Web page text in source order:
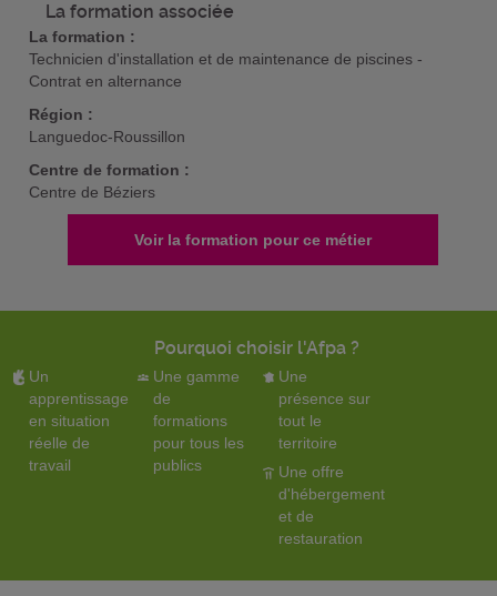
La formation associée
La formation :
Technicien d'installation et de maintenance de piscines -
Contrat en alternance
Région :
Languedoc-Roussillon
Centre de formation :
Centre de Béziers
Voir la formation pour ce métier
Pourquoi choisir l'Afpa ?
Un
apprentissage
en situation
réelle de
travail
Une gamme
de
formations
pour tous les
publics
Une
présence sur
tout le
territoire
Une offre
d'hébergement
et de
restauration